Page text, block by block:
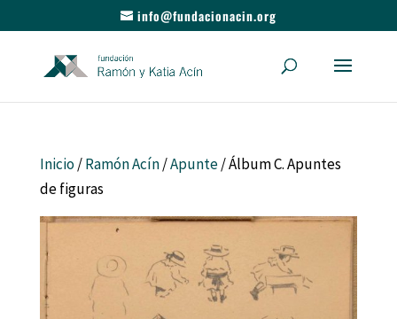
info@fundacionacin.org
Inicio/Ramón Acín/Apunte/ Álbum C. Apuntes
de figuras